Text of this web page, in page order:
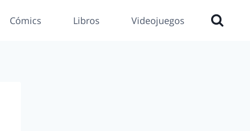
Cómics Libros Videojuegos